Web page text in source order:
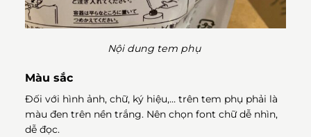
Nội dung tem phụ
Màu sắc
Đối với hình ảnh, chữ, ký hiệu,… trên tem phụ phải là
màu đen trên nền trắng. Nên chọn font chữ dễ nhìn,
dễ đọc.